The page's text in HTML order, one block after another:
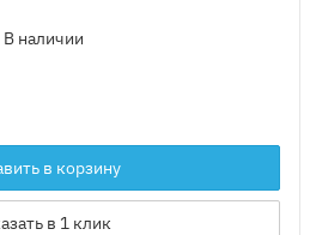
В наличии
в корзину
в 1 клик